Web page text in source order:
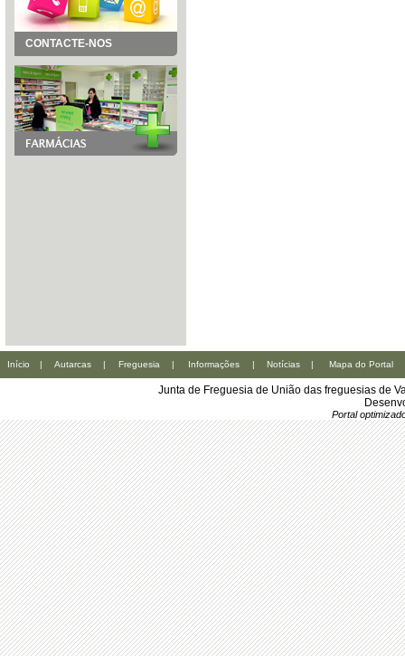
CONTACTE-NOS
Início | Autarcas | Freguesia | Informações | Notícias | Mapa do Portal
Junta de Freguesia de União das freguesias de
Portal